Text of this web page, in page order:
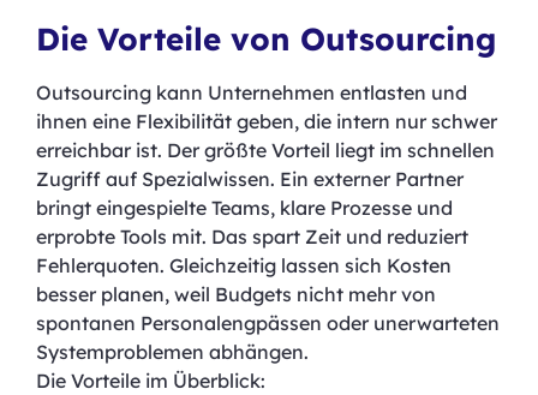
Die Vorteile von Outsourcing
Outsourcing kann Unternehmen entlasten und
ihnen eine Flexibilität geben, die intern nur schwer
erreichbar ist. Der größte Vorteil liegt im schnellen
Zugriff auf Spezialwissen. Ein externer Partner
bringt eingespielte Teams, klare Prozesse und
erprobte Tools mit. Das spart Zeit und reduziert
Fehlerquoten. Gleichzeitig lassen sich Kosten
besser planen, weil Budgets nicht mehr von
spontanen Personalengpässen oder unerwarteten
Systemproblemen abhängen.
Die Vorteile im Überblick: